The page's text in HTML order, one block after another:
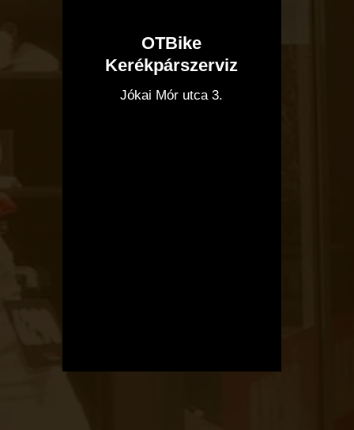
OTBike
Kerékpárszerviz
Jókai Mór utca 3.